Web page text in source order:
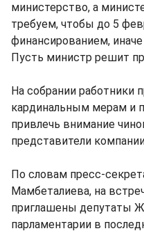
министерство, а
требуем, чтобы до 5
финансированием,
Пусть министр решит
На собрании работники
кардинальным мерам и
привлечь внимание
представители
По словам пресс-
Мамбеталиева, на
приглашены депутаты
парламентарии в